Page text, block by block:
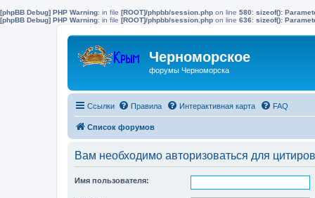
[phpBB Debug] PHP Warning: in file [ROOT]/phpbb/session.php on line 580: sizeof():
[phpBB Debug] PHP Warning: in file [ROOT]/phpbb/session.php on line 636: sizeof():
Черноморское
форумы Черноморска
Ссылки Правила Интерактивная карта FAQ
Список форумов
Вам необходимо авторизоваться для
Имя пользователя: